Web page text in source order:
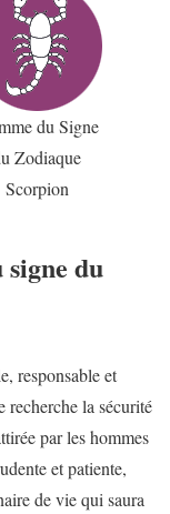
du Signe
Zodiaque
Scorpion
du
responsable et
recherche la sécurité
par les hommes
et patiente,
de vie qui saura